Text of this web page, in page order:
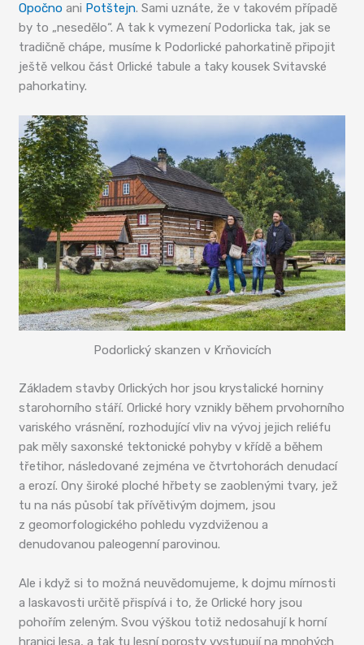
Opočno ani Potštejn. Sami uznáte, že v takovém případě
by to „nesedělo“. A tak k vymezení Podorlicka tak, jak se
tradičně chápe, musíme k Podorlické pahorkatině připojit
ještě velkou část Orlické tabule a taky kousek Svitavské
pahorkatiny.
Podorlický skanzen v Krňovicích
Základem stavby Orlických hor jsou krystalické horniny
starohorního stáří. Orlické hory vznikly během prvohorního
variského vrásnění, rozhodující vliv na vývoj jejich reliéfu
pak měly saxonské tektonické pohyby v křídě a během
třetihor, následované zejména ve čtvrtohorách denudací
a erozí. Ony široké ploché hřbety se zaoblenými tvary, jež
tu na nás působí tak přívětivým dojmem, jsou
z geomorfologického pohledu vyzdviženou a
denudovanou paleogenní parovinou.
Ale i když si to možná neuvědomujeme, k dojmu mírnosti
a laskavosti určitě přispívá i to, že Orlické hory jsou
pohořím zeleným. Svou výškou totiž nedosahují k horní
hranici lesa, a tak tu lesní porosty vystupují na mnohých